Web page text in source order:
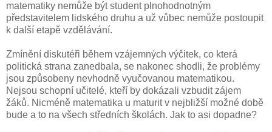
matematiky nemůže být student plnohodnotným
představitelem lidského druhu a už vůbec nemůže postoupit
k další etapě vzdělávání.
Zmínění diskutéři během vzájemných výčitek, co která
politická strana zanedbala, se nakonec shodli, že problémy
jsou způsobeny nevhodně vyučovanou matematikou.
Nejsou schopní učitelé, kteří by dokázali vzbudit zájem
žáků. Nicméně matematika u maturit v nejbližší možné době
bude a to na všech středních školách. Jak to asi dopadne?